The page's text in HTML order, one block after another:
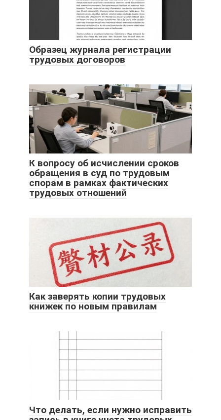
Образец журнала регистрации
трудовых договоров
К вопросу об исчислении сроков
обращения в суд по трудовым
спорам в рамках фактических
трудовых отношений
Как заверять копии трудовых
книжек по новым правилам
Что делать, если нужно исправить